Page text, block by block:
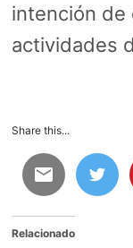
intención de
actividades
Share this...
Relacionado